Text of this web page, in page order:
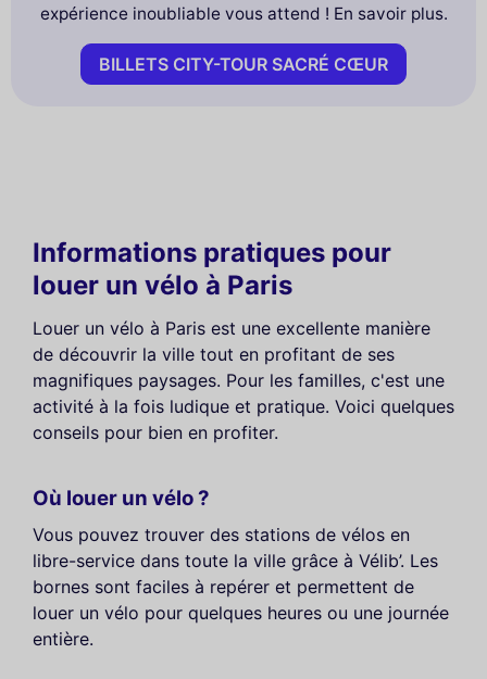
expérience inoubliable vous attend ! En savoir plus.
BILLETS CITY-TOUR SACRÉ CŒUR
Informations pratiques pour
louer un vélo à Paris
Louer un vélo à Paris est une excellente manière
de découvrir la ville tout en profitant de ses
magnifiques paysages. Pour les familles, c'est une
activité à la fois ludique et pratique. Voici quelques
conseils pour bien en profiter.
Où louer un vélo ?
Vous pouvez trouver des stations de vélos en
libre-service dans toute la ville grâce à Vélib’. Les
bornes sont faciles à repérer et permettent de
louer un vélo pour quelques heures ou une journée
entière.